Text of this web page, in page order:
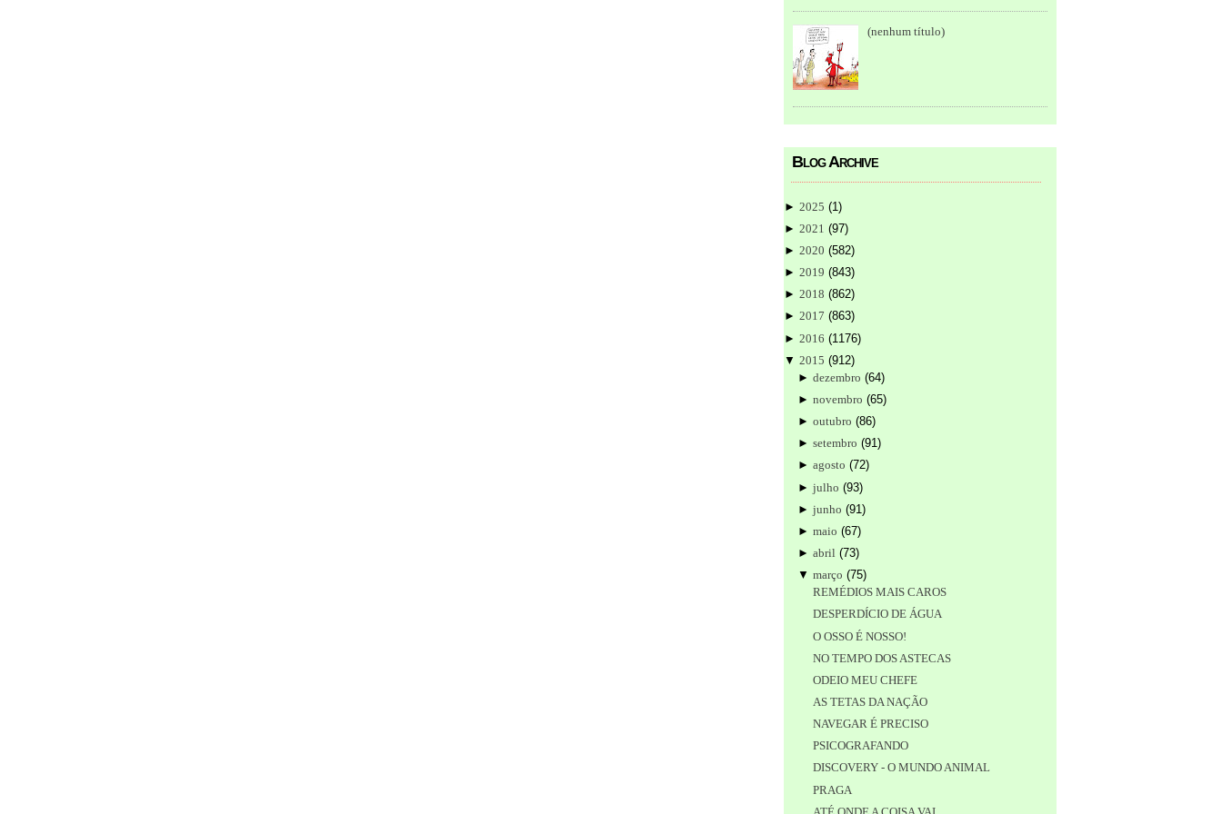
(nenhum título)
Blog Archive
► 2025 (1 )
► 2021 (97)
► 2020 (582)
► 2019 (843)
► 2018 (862)
► 2017 (863)
► 2016 (1176)
▼ 2015 (912)
►dezembro (64)
►novembro (65)
►outubro (86)
►setembro (91)
►agosto (72)
►julho (93)
►junho (91)
►maio (67)
►abril (73)
▼março (75)
REMÉDIOS MAIS CAROS
DESPERDÍCIO DE ÁGUA
O OSSO É NOSSO!
NO TEMPO DOS ASTECAS
ODEIO MEU CHEFE
AS TETAS DA NAÇÃO
NAVEGAR É PRECISO
PSICOGRAFANDO
DISCOVERY - O MUNDO ANIMAL
PRAGA